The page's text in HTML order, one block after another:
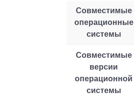
Совместимые
операционные
системы
Совместимые
версии
операционной
системы